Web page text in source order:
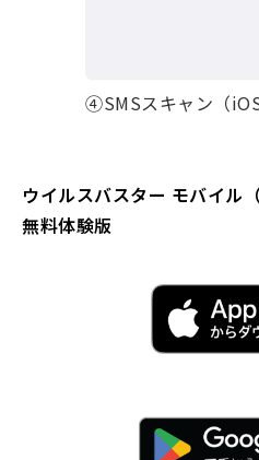
④SMSスキャン（iOS
ウイルスバスター モバイル
無料体験版